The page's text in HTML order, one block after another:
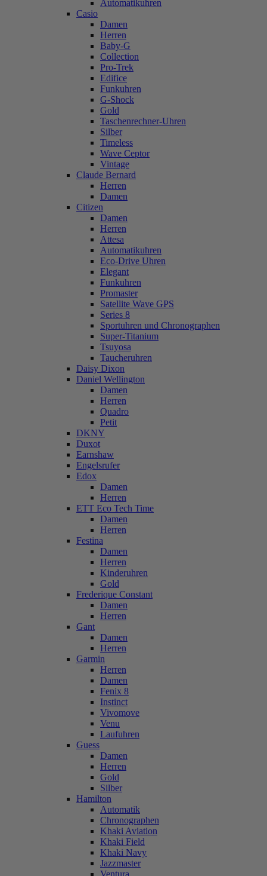
Automatikuhren
Casio
Damen
Herren
Baby-G
Collection
Pro-Trek
Edifice
Funkuhren
G-Shock
Gold
Taschenrechner-Uhren
Silber
Timeless
Wave Ceptor
Vintage
Claude Bernard
Herren
Damen
Citizen
Damen
Herren
Attesa
Automatikuhren
Eco-Drive Uhren
Elegant
Funkuhren
Promaster
Satellite Wave GPS
Series 8
Sportuhren und Chronographen
Super-Titanium
Tsuyosa
Taucheruhren
Daisy Dixon
Daniel Wellington
Damen
Herren
Quadro
Petit
DKNY
Duxot
Earnshaw
Engelsrufer
Edox
Damen
Herren
ETT Eco Tech Time
Damen
Herren
Festina
Damen
Herren
Kinderuhren
Gold
Frederique Constant
Damen
Herren
Gant
Damen
Herren
Garmin
Herren
Damen
Fenix 8
Instinct
Vivomove
Venu
Laufuhren
Guess
Damen
Herren
Gold
Silber
Hamilton
Automatik
Chronographen
Khaki Aviation
Khaki Field
Khaki Navy
Jazzmaster
Ventura